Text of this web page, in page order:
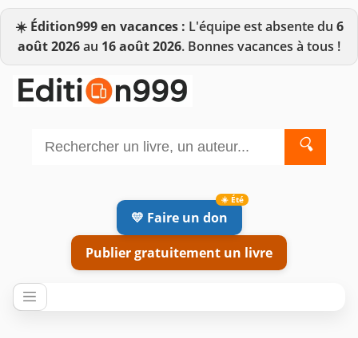
☀️ Édition999 en vacances : L'équipe est absente du 6
août 2026au 16 août 2026. Bonnes vacances à tous !
🔍
💛 Faire un don
Publier gratuitement un livre